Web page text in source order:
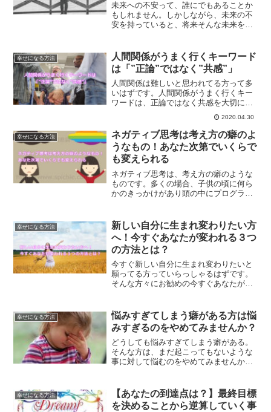
未来への不安って、誰にでもあることか
もしれません。しかしながら、未来の不
安を持っていると、将来そんな未来を引
る簡単なことから始めてみませんか？
幸せになる方法
人間関係がうまく行くキーワード
は「”正論”ではなく”共感”」
人間関係は難しいと思われてる方って多
いはずです。人間関係がうまく行くキー
ワードは、正論ではなく共感を大切にす
ることです。どうすれば人間関係がうま
く行くか？解説していきます。
2020.04.30
幸せになる方法
ネガティブ思考は考え方の癖のよ
うなもの！あなた次第でいくらで
も変えられる
ネガティブ思考は、考え方の癖のような
ものです。多くの場合、子供の頃に何ら
かのきっかけがあり頭の中にプログラミ
られるネガティブ思考について、ご紹介
します。
幸せになる方法
新しい自分に生まれ変わりたい方
へ！今すぐあなたが変われる３つ
の方法とは？
今すぐ新しい自分に生まれ変わりたいと
願ってる方っていらっしゃるはずです。
そんな方々にお勧めの今すぐあなたが変
紹介します。
幸せになる方法
悩みすぎてしまう癖がある方は悩
みすぎるのをやめてみませんか？
どうしても悩みすぎてしまう癖がある。
そんな方は、まだ起こってもないような
事に対して悩むのをやめてみませんか？
ーな未来をイメージしながら過ごす事で
幸せになりませんか？
幸せになる方法
【あなたの到達点は？】最終目標
を決めることから逆算していく事